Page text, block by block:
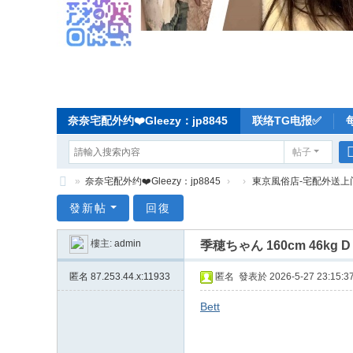
奈奈宅配外约❤️Gleezy：jp8845 联络TG电报✅
帖子
奈
» 奈奈宅配外约❤️Gleezy：jp8845 › › 東京風俗店-宅配外送上
發新帖 回復
樓主: admin 季穂ちゃん 160cm 46kg
匿名 87.253.44.x:11933 匿名 發表於 2026-5-27
Bett